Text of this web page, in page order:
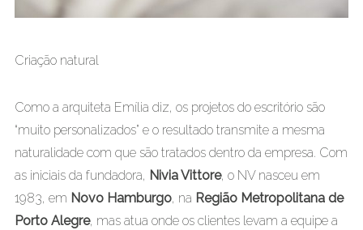
Criação natural
Como a arquiteta Emília diz, os projetos do escritório são
“muito personalizados” e o resultado transmite a mesma
naturalidade com que são tratados dentro da empresa. Com
as iniciais da fundadora, Nivia Vittore, o NV nasceu em
1983, em Novo Hamburgo, na Região Metropolitana de
Porto Alegre, mas atua onde os clientes levam a equipe a